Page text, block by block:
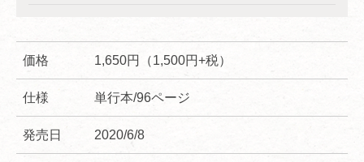
価格 1,650円（1,500円+税）
仕様 単行本/96ページ
発売日 2020/6/8